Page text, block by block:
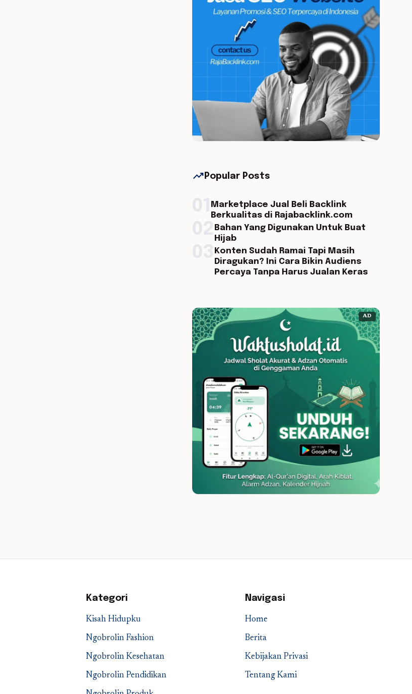
trending_up Popular Posts
Marketplace Jual Beli Backlink
Berkualitas di Rajabacklink.com
Bahan Yang Digunakan Untuk Buat
Hijab
Konten Sudah Ramai Tapi Masih
Diragukan? Ini Cara Bikin Audiens
Percaya Tanpa Harus Jualan Keras
AD
Kategori
Kisah Hidupku
Ngobrolin Fashion
Ngobrolin Kesehatan
Ngobrolin Pendidikan
Navigasi
Home
Berita
Kebijakan Privasi
Tentang Kami